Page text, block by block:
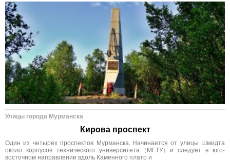
Улицы города Мурманска
Кирова проспект
Один из четырёх проспектов Мурманска. Начинается от улицы Шмидта
около корпусов технического университета (МГТУ) и следует в юго-
восточном направлении вдоль Каменного плато и